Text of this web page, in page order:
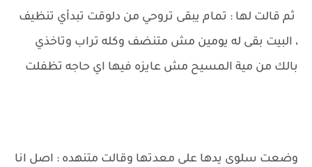
ثم قالت لها : تمام يبقى تروحي من دلوقت تبدأي تنظيف
، البيت بقى له يومين مش متنضف وكله تراب وتاخذي
بالك من مية المسيح مش عايزه فيها اي حاجه تظفلت
وضعت سلوى يدها على معدتها وقالت متنهده : اصل انا